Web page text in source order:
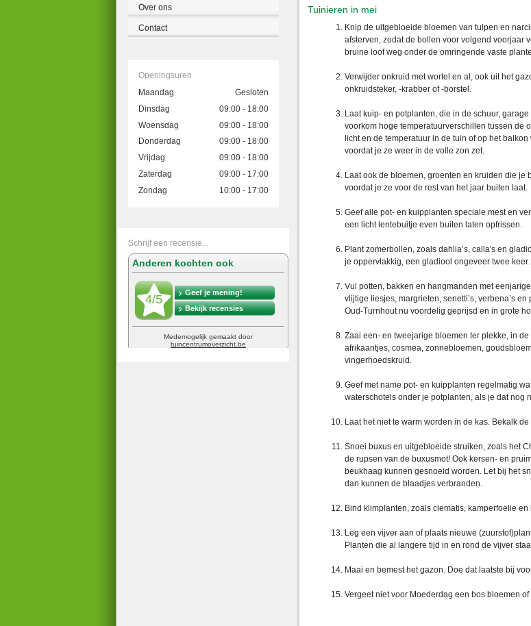
Tuinieren in mei
Knip de uitgebloeide bloemen van tulpen en
afsterven, zodat de bollen voor volgend voorjaar
bruine loof weg onder de omringende vaste
Verwijder onkruid met wortel en al, ook uit het
onkruidsteker, -krabber of -borstel.
Laat kuip- en potplanten, die in de schuur,
voorkom hoge temperatuurverschillen tussen de
licht en de temperatuur in de tuin of op het
voordat je ze weer in de volle zon zet.
Laat ook de bloemen, groenten en kruiden die
voordat je ze voor de rest van het jaar buiten laat.
Geef alle pot- en kuipplanten speciale mest en
een licht lentebuitje even buiten laten opfrissen.
Plant zomerbollen, zoals dahlia’s, calla's en
je oppervlakkig, een gladiool ongeveer twee
Vul potten, bakken en hangmanden met
vlijtige liesjes, margrieten, senetti’s, verbena’s
Oud-Turnhout nu voordelig geprijsd en in grote
Zaai een- en tweejarige bloemen ter plekke, in
afrikaantjes, cosmea, zonnebloemen,
vingerhoedskruid.
Geef met name pot- en kuipplanten regelmatig
waterschotels onder je potplanten, als je dat nog
Laat het niet te warm worden in de kas. Bekalk
Snoei buxus en uitgebloeide struiken, zoals het
de rupsen van de buxusmot! Ook kersen- en
beukhaag kunnen gesnoeid worden. Let bij het
dan kunnen de blaadjes verbranden.
Bind klimplanten, zoals clematis, kamperfoelie en
Leg een vijver aan of plaats nieuwe
Planten die al langere tijd in en rond de vijver
Maai en bemest het gazon. Doe dat laatste bij
Vergeet niet voor Moederdag een bos bloemen
Over ons
Contact
Openingsuren
Maandag
Gesloten
Dinsdag
09:00 - 18:00
Woensdag
09:00 - 18:00
Donderdag
09:00 - 18:00
Vrijdag
09:00 - 18:00
Zaterdag
09:00 - 17:00
Zondag
10:00 - 17:00
Schrijf een recensie...